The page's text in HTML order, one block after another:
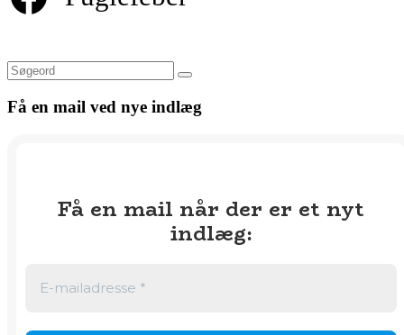
Søg
Få en mail ved nye indlæg
Få en mail når der er et nyt
indlæg: